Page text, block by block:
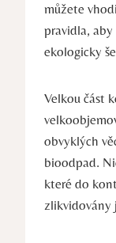
můžete
pravidla,
ekologicky
Velkou část
obvyklých
bioodpad.
které do
zlikvidovány